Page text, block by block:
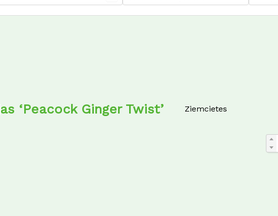
‘Peacock Ginger Twist’ Ziemcietes